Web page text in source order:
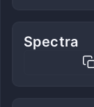
Spectra